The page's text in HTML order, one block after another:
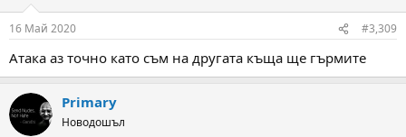
s
16 Май 2020 #3,309
Атака аз точно като съм на другата къща ще гърмите
Primary
Новодошъл